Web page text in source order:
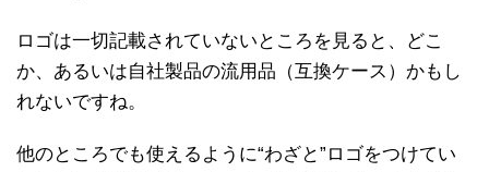
ロゴは一切記載されていないところを見ると、どこ
か、あるいは自社製品の流用品（互換ケース）かもし
れないですね。
他のところでも使えるように“わざと”ロゴをつけてい